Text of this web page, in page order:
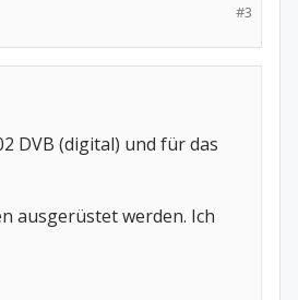
#3
DVB (digital) und für das
ausgerüstet werden. Ich